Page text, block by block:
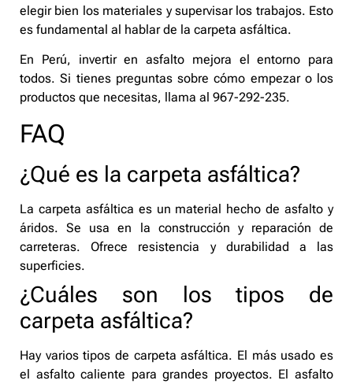
elegir bien los materiales y supervisar los trabajos. Esto
es fundamental al hablar de la carpeta asfáltica.
En Perú, invertir en asfalto mejora el entorno para
todos. Si tienes preguntas sobre cómo empezar o los
productos que necesitas, llama al 967-292-235.
FAQ
¿Qué es la carpeta asfáltica?
La carpeta asfáltica es un material hecho de asfalto y
áridos. Se usa en la construcción y reparación de
carreteras. Ofrece resistencia y durabilidad a las
superficies.
¿Cuáles son los tipos de
carpeta asfáltica?
Hay varios tipos de carpeta asfáltica. El más usado es
el asfalto caliente para grandes proyectos. El asfalto